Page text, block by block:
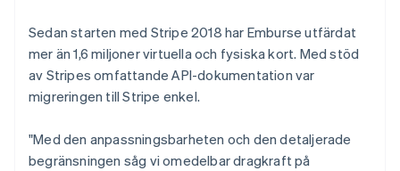
Sedan starten med Stripe 2018 har Emburse utfärdat
mer än 1,6 miljoner virtuella och fysiska kort. Med stöd
av Stripes omfattande API-dokumentation var
migreringen till Stripe enkel.
"Med den anpassningsbarheten och den detaljerade
begränsningen såg vi omedelbar dragkraft på